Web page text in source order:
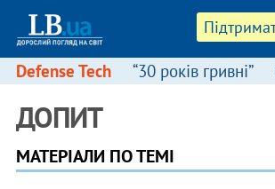
Defense Tech “30 років гривні”
ДОПИТ
МАТЕРІАЛИ ПО ТЕМІ